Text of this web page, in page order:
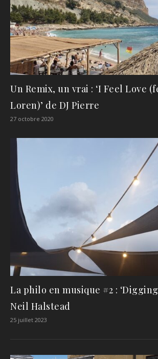
Un Remix, un vrai : ‘I Feel Love
Loren)’ de DJ Pierre
27 octobre 2020
La philo en musique #2 :
Neil Halstead
25 juillet 2023